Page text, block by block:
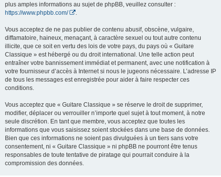
plus amples informations au sujet de phpBB, veuillez consulter :
https://www.phpbb.com/
Vous acceptez de ne pas publier de contenu abusif, obscène, vulgaire,
diffamatoire, haineux, menaçant, à caractère sexuel ou tout autre contenu
illicite, que ce soit en vertu des lois de votre pays, du pays où « Guitare
Classique » est hébergé ou du droit international. Une telle action peut
entraîner votre bannissement immédiat et permanent, avec une notification à
votre fournisseur d’accès à Internet si nous le jugeons nécessaire. L’adresse IP
de tous les messages est enregistrée pour aider à faire respecter ces
conditions.
Vous acceptez que « Guitare Classique » se réserve le droit de supprimer,
modifier, déplacer ou verrouiller n’importe quel sujet à tout moment, à notre
seule discrétion. En tant que membre, vous acceptez que toutes les
informations que vous saisissez soient stockées dans une base de données.
Bien que ces informations ne soient pas divulguées à un tiers sans votre
consentement, ni « Guitare Classique » ni phpBB ne pourront être tenus
responsables de toute tentative de piratage qui pourrait conduire à la
compromission des données.